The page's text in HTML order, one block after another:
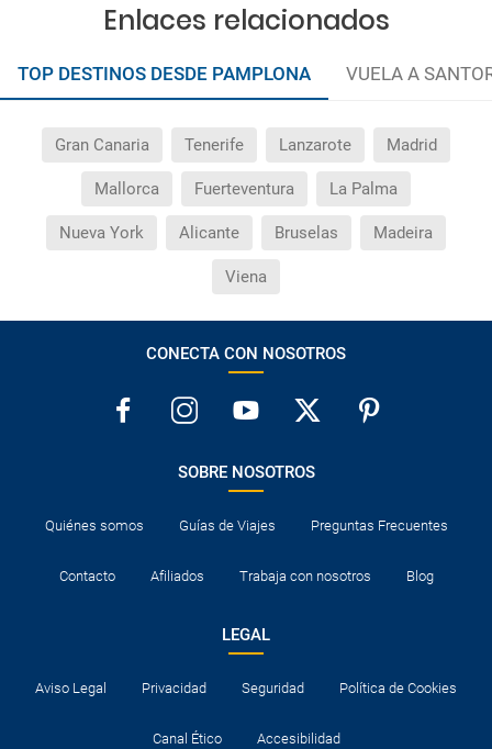
Enlaces relacionados
TOP DESTINOS DESDE PAMPLONA VUELA A
Gran Canaria Tenerife Lanzarote Madrid
Mallorca Fuerteventura La Palma
Nueva York Alicante Bruselas Madeira
Viena
CONECTA CON NOSOTROS
SOBRE NOSOTROS
Quiénes somos Guías de Viajes Preguntas Frecuentes
Contacto Afiliados Trabaja con nosotros Blog
LEGAL
Aviso Legal Privacidad Seguridad Política de Cookies
Canal Ético Accesibilidad